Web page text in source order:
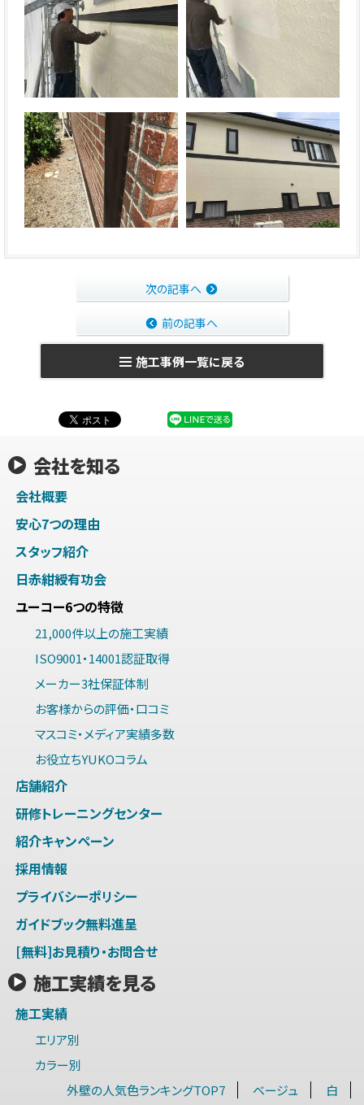
次の記事へ
前の記事へ
施工事例一覧に戻る
会社を知る
会社概要
安心7つの理由
スタッフ紹介
日赤紺綬有功会
ユーコー6つの特徴
21,000件以上の施工実績
ISO9001・14001認証取得
メーカー3社保証体制
お客様からの評価・口コミ
マスコミ・メディア実績多数
お役立ちYUKOコラム
店舗紹介
研修トレーニングセンター
紹介キャンペーン
採用情報
プライバシーポリシー
ガイドブック無料進呈
[無料]お見積り・お問合せ
施工実績を見る
施工実績
エリア別
カラー別
外壁の人気色ランキングTOP7
ベージュ
白